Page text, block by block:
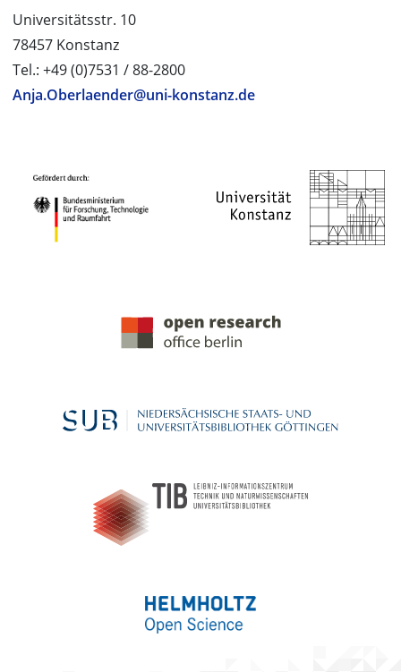
Universitätsstr. 10
78457 Konstanz
Tel.: +49 (0)7531 / 88-2800
Anja.Oberlaender@uni-konstanz.de